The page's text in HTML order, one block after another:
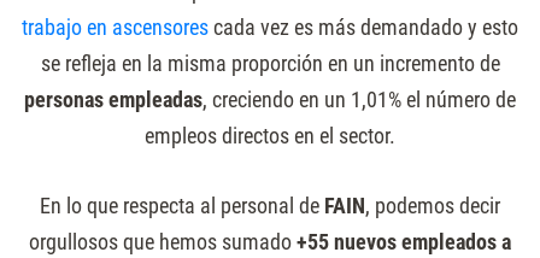
trabajo en ascensorescada vez es más demandado y esto
se refleja en la misma proporción en un incremento de
personas empleadas, creciendo en un 1,01% el número de
empleos directos en el sector.
En lo que respecta al personal de FAIN, podemos decir
orgullosos que hemos sumado+55 nuevos empleados a